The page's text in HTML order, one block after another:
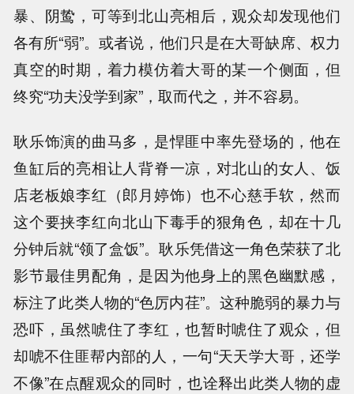
暴、阴鸷，可等到北山亮相后，观众却发现他们
各有所“弱”。或者说，他们只是在大哥缺席、权力
真空的时期，着力模仿着大哥的某一个侧面，但
终究“功夫没学到家”，取而代之，并不容易。
耿乐饰演的曲马多，是悍匪中率先登场的，他在
鱼缸后的亮相让人背脊一凉，对北山的女人、饭
店老板娘李红（郎月婷饰）也不心慈手软，然而
这个要挟李红向北山下毒手的狠角色，却在十几
分钟后就“领了盒饭”。耿乐凭借这一角色荣获了北
影节最佳男配角，是因为他身上的黑色幽默感，
标注了此类人物的“色厉内荏”。这种脆弱的暴力与
恐吓，虽然唬住了李红，也暂时唬住了观众，但
却唬不住匪帮内部的人，一句“天天学大哥，还学
不像”在点醒观众的同时，也诠释出此类人物的虚